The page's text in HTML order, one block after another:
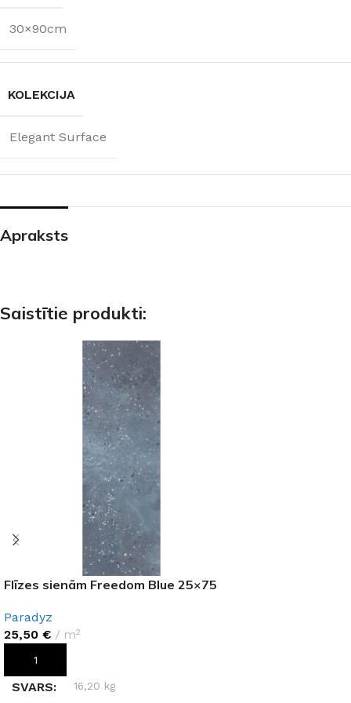
30×90cm
KOLEKCIJA
Elegant Surface
Apraksts
Saistītie produkti:
Flīzes sienām Freedom Blue 25×75
Paradyz
25,50 € m²
PIEVIENOT GROZAM
SVARS 16,20 kg